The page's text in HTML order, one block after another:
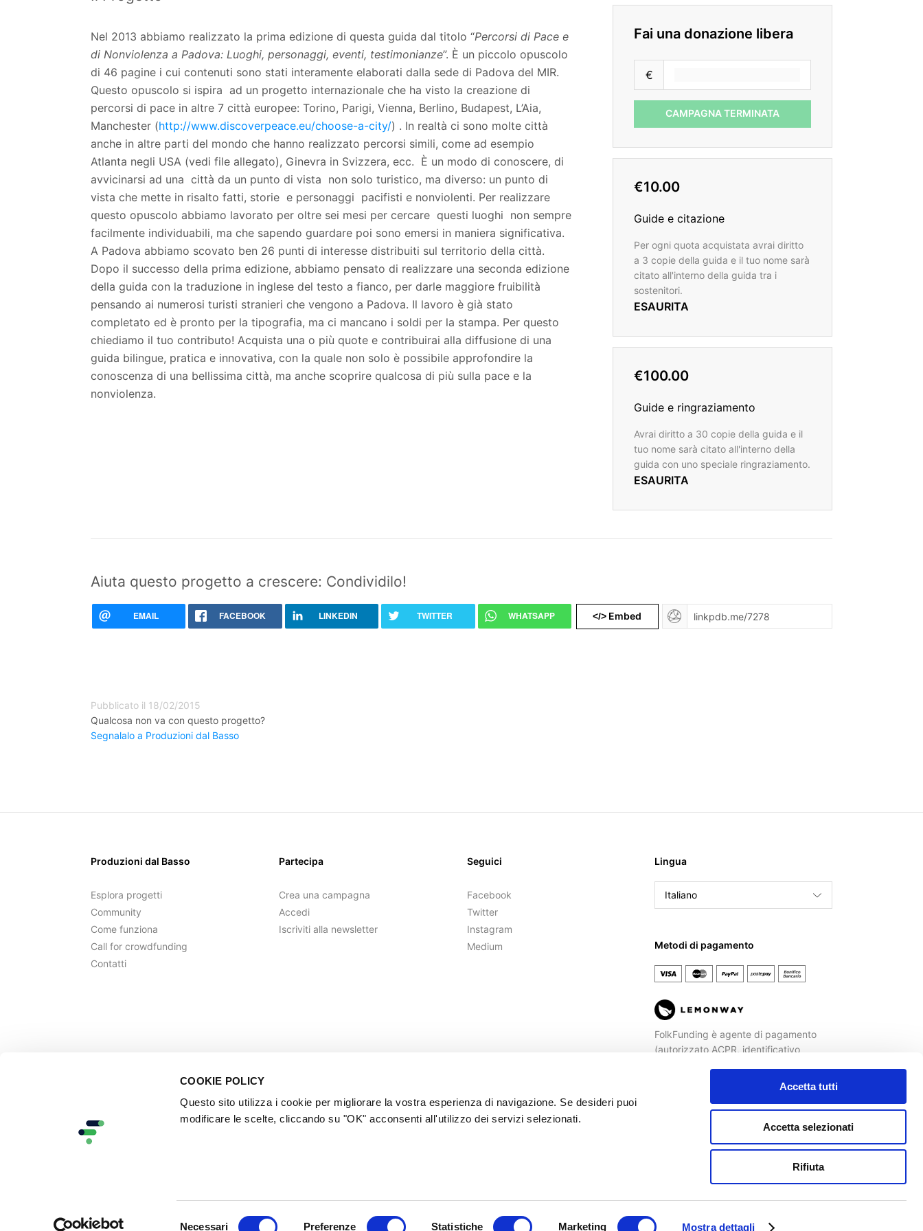
COOKIE POLICY
Questo sito utilizza i cookie per migliorare la vostra esperienza di navigazione. Se desideri puoi
modificare le scelte, cliccando su "OK" acconsenti all'utilizzo dei servizi selezionati.
Necessari Preferenze Statistiche Marketing Mostra dettagli
Accetta tutti
Accetta selezionati
Rifiuta
Nel 2013 abbiamo realizzato la prima edizione di questa guida dal titolo “Percorsi di Pace e
di Nonviolenza a Padova: Luoghi, personaggi, eventi, testimonianze”. È un piccolo opuscolo
di 46 pagine i cui contenuti sono stati interamente elaborati dalla sede di Padova del MIR.
Questo opuscolo si ispira ad un progetto internazionale che ha visto la creazione di
percorsi di pace in altre 7 città europee: Torino, Parigi, Vienna, Berlino, Budapest, L’Aia,
Manchester (http://www.discoverpeace.eu/choose-a-city/) . In realtà ci sono molte città
anche in altre parti del mondo che hanno realizzato percorsi simili, come ad esempio
Atlanta negli USA (vedi file allegato), Ginevra in Svizzera, ecc. È un modo di conoscere, di
avvicinarsi ad una città da un punto di vista non solo turistico, ma diverso: un punto di
vista che mette in risalto fatti, storie e personaggi pacifisti e nonviolenti. Per realizzare
questo opuscolo abbiamo lavorato per oltre sei mesi per cercare questi luoghi non sempre
facilmente individuabili, ma che sapendo guardare poi sono emersi in maniera significativa.
A Padova abbiamo scovato ben 26 punti di interesse distribuiti sul territorio della città.
Dopo il successo della prima edizione, abbiamo pensato di realizzare una seconda edizione
della guida con la traduzione in inglese del testo a fianco, per darle maggiore fruibilità
pensando ai numerosi turisti stranieri che vengono a Padova. Il lavoro è già stato
completato ed è pronto per la tipografia, ma ci mancano i soldi per la stampa. Per questo
chiediamo il tuo contributo! Acquista una o più quote e contribuirai alla diffusione di una
guida bilingue, pratica e innovativa, con la quale non solo è possibile approfondire la
conoscenza di una bellissima città, ma anche scoprire qualcosa di più sulla pace e la
nonviolenza.
Fai una donazione libera
€
CAMPAGNA TERMINATA
€10.00
Guide e citazione
Per ogni quota acquistata avrai diritto
a 3 copie della guida e il tuo nome sarà
citato all'interno della guida tra i
sostenitori.
ESAURITA
€100.00
Guide e ringraziamento
Avrai diritto a 30 copie della guida e il
tuo nome sarà citato all'interno della
guida con uno speciale ringraziamento.
ESAURITA
Aiuta questo progetto a crescere: Condividilo!
EMAIL FACEBOOK LINKEDIN TWITTER WHATSAPP </> Embed
Pubblicato il 18/02/2015
Qualcosa non va con questo progetto?
Segnalalo a Produzioni dal Basso
Produzioni dal Basso
Esplora progetti
Community
Come funziona
Call for crowdfunding
Contatti
Partecipa
Crea una campagna
Accedi
Iscriviti alla newsletter
Seguici
Facebook
Twitter
Instagram
Medium
Lingua
Italiano
English
Español
Metodi di pagamento
FolkFunding è agente di pagamento
(autorizzato ACPR, identificativo
di Pagamento autorizzato dalla
REGAFI n. 72477 di